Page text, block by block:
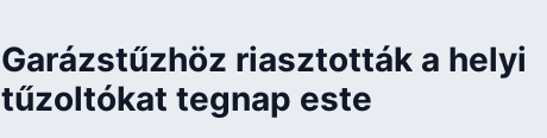
Garázstűzhöz riasztották a helyi
tűzoltókat tegnap este